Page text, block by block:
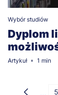
Wybór studiów
Dyplom
Artykuł 1 min
… 5